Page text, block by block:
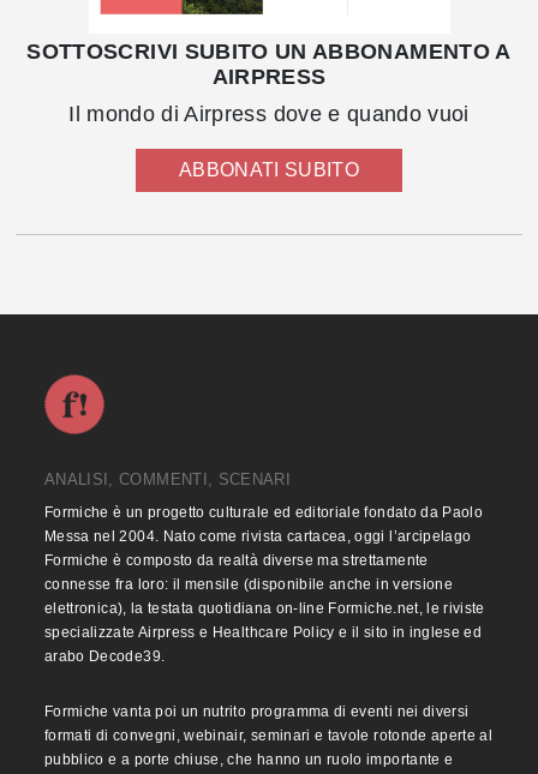
SOTTOSCRIVI SUBITO UN ABBONAMENTO A
AIRPRESS
Il mondo di Airpress dove e quando vuoi
ABBONATI SUBITO
ANALISI, COMMENTI, SCENARI
Formiche è un progetto culturale ed editoriale fondato da Paolo
Messa nel 2004. Nato come rivista cartacea, oggi l’arcipelago
Formiche è composto da realtà diverse ma strettamente
connesse fra loro: il mensile (disponibile anche in versione
elettronica), la testata quotidiana on-line Formiche.net, le riviste
specializzate Airpress e Healthcare Policy e il sito in inglese ed
arabo Decode39.
Formiche vanta poi un nutrito programma di eventi nei diversi
formati di convegni, webinair, seminari e tavole rotonde aperte al
pubblico e a porte chiuse, che hanno un ruolo importante e